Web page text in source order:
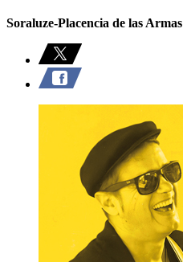
Soraluze-Placencia de las Armas